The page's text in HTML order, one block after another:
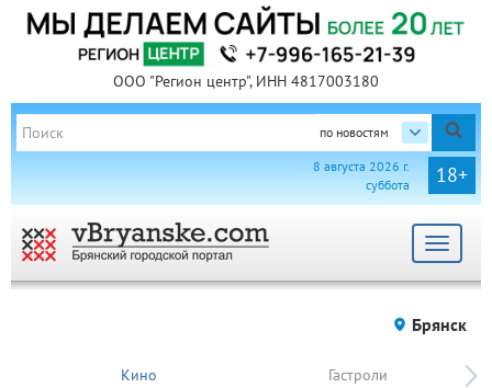
ООО "Регион центр", ИНН 4817003180
по новостям
18+
8 августа 2026 г.
суббота
Toggle
Брянск
Кино Гастроли